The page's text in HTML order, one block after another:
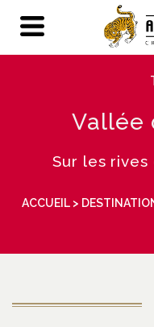
Vallée
Sur les
ACCUEIL>